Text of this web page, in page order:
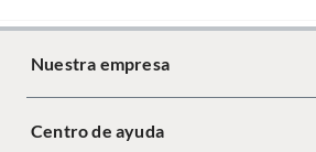
Nuestra empresa
Centro de ayuda